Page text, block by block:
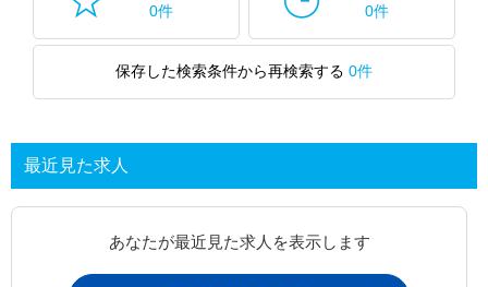
0件
0件
保存した検索条件から再検索する 0件
最近見た求人
あなたが最近見た求人を表示します